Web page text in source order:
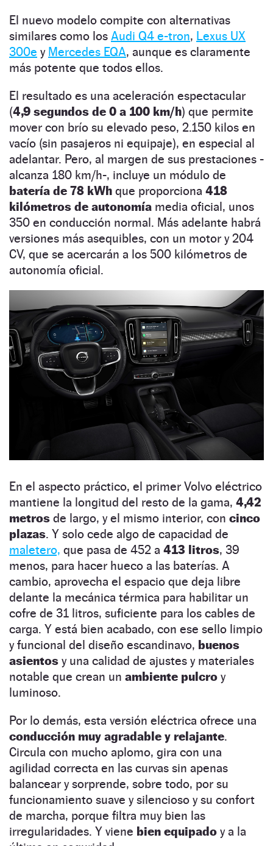
El nuevo modelo compite con alternativas
similares como los Audi Q4 e-tron, Lexus UX
300e y Mercedes EQA, aunque es claramente
más potente que todos ellos.
El resultado es una aceleración espectacular
(4,9 segundos de 0 a 100 km/h) que permite
mover con brío su elevado peso, 2.150 kilos en
vacío (sin pasajeros ni equipaje), en especial al
adelantar. Pero, al margen de sus prestaciones -
alcanza 180 km/h-, incluye un módulo de
batería de 78 kWh que proporciona 418
kilómetros de autonomía media oficial, unos
350 en conducción normal. Más adelante habrá
versiones más asequibles, con un motor y 204
CV, que se acercarán a los 500 kilómetros de
autonomía oficial.
En el aspecto práctico, el primer Volvo eléctrico
mantiene la longitud del resto de la gama, 4,42
metros de largo, y el mismo interior, con cinco
plazas. Y solo cede algo de capacidad de
maletero, que pasa de 452 a 413 litros, 39
menos, para hacer hueco a las baterías. A
cambio, aprovecha el espacio que deja libre
delante la mecánica térmica para habilitar un
cofre de 31 litros, suficiente para los cables de
carga. Y está bien acabado, con ese sello limpio
y funcional del diseño escandinavo, buenos
asientos y una calidad de ajustes y materiales
notable que crean un ambiente pulcro y
luminoso.
Por lo demás, esta versión eléctrica ofrece una
conducción muy agradable y relajante.
Circula con mucho aplomo, gira con una
agilidad correcta en las curvas sin apenas
balancear y sorprende, sobre todo, por su
funcionamiento suave y silencioso y su confort
de marcha, porque filtra muy bien las
irregularidades. Y viene bien equipado y a la